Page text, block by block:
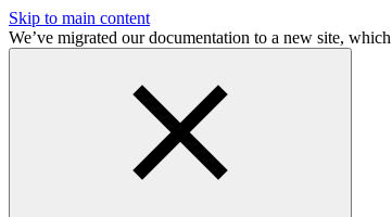
Skip to main content
We’ve migrated our documentation to a new site,